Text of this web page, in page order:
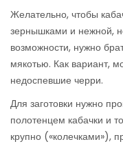
Желательно, чтобы
зернышками и нежной,
возможности, нужно
мякотью. Как вариант,
недоспевшие черри.
Для заготовки нужно
полотенцем кабачки и
крупно («колечками»),